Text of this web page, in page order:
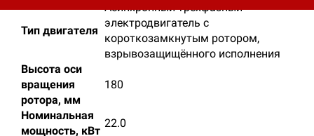
Тип двигателя
Асинхронный трёхфазный
электродвигатель с
короткозамкнутым ротором,
взрывозащищённого исполнения
Высота оси
вращения
ротора, мм
180
Номинальная
мощность, кВт
22.0